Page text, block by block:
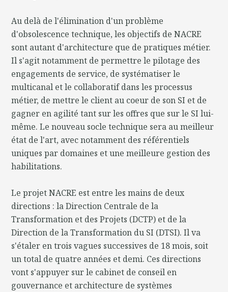
Au delà de l'élimination d'un problème
d'obsolescence technique, les objectifs de NACRE
sont autant d'architecture que de pratiques métier.
Il s'agit notamment de permettre le pilotage des
engagements de service, de systématiser le
multicanal et le collaboratif dans les processus
métier, de mettre le client au coeur de son SI et de
gagner en agilité tant sur les offres que sur le SI lui-
même. Le nouveau socle technique sera au meilleur
état de l'art, avec notamment des référentiels
uniques par domaines et une meilleure gestion des
habilitations.
Le projet NACRE est entre les mains de deux
directions : la Direction Centrale de la
Transformation et des Projets (DCTP) et de la
Direction de la Transformation du SI (DTSI). Il va
s'étaler en trois vagues successives de 18 mois, soit
un total de quatre années et demi. Ces directions
vont s'appuyer sur le cabinet de conseil en
gouvernance et architecture de systèmes